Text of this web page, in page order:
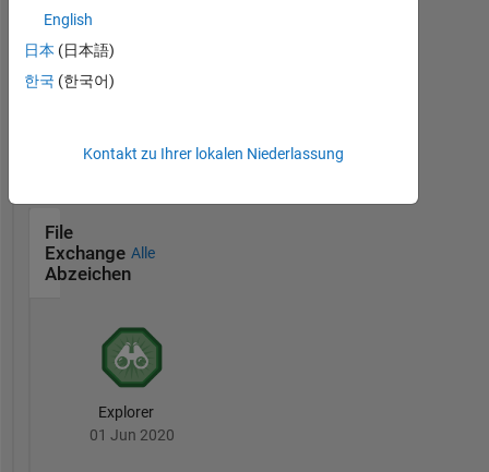
File
Exchange
Abzeichen
Alle
Explorer
01 Jun 2020
English
日本 (日本語)
한국 (한국어)
Kontakt zu Ihrer lokalen Niederlassung